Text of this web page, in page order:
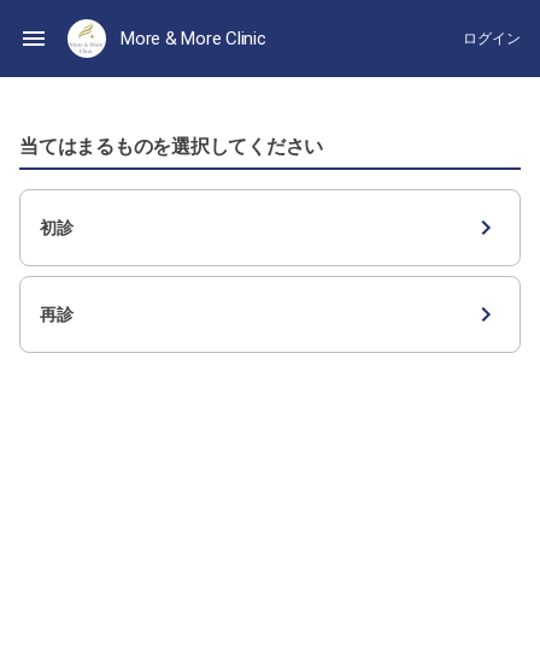
More & More Clinic ログイン
当てはまるものを選択してください
初診
再診